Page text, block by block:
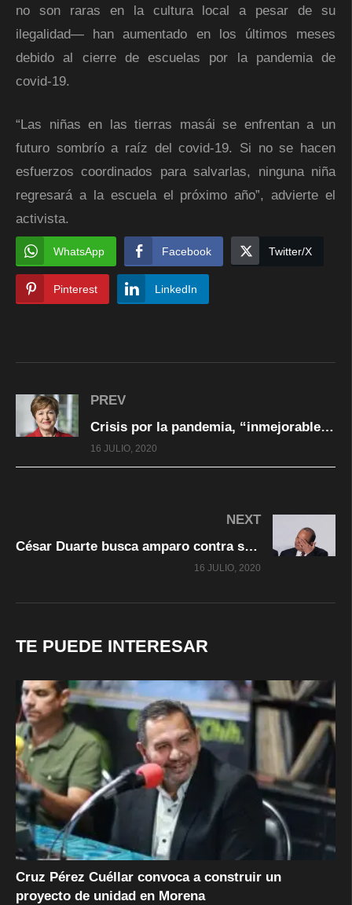
no son raras en la cultura local a pesar de su
ilegalidad— han aumentado en los últimos meses
debido al cierre de escuelas por la pandemia de
covid-19.
“Las niñas en las tierras masái se enfrentan a un
futuro sombrío a raíz del covid-19. Si no se hacen
esfuerzos coordinados para salvarlas, ninguna niña
regresará a la escuela el próximo año”, advierte el
activista.
WhatsApp Facebook Twitter/X
Pinterest LinkedIn
PREV
Crisis por la pandemia, “inmejorable oportunidad” para construir un mundo más justo: FMI
16 JULIO, 2020
NEXT
César Duarte busca amparo contra su extradición a México
16 JULIO, 2020
TE PUEDE INTERESAR
Cruz Pérez Cuéllar convoca a construir un
proyecto de unidad en Morena